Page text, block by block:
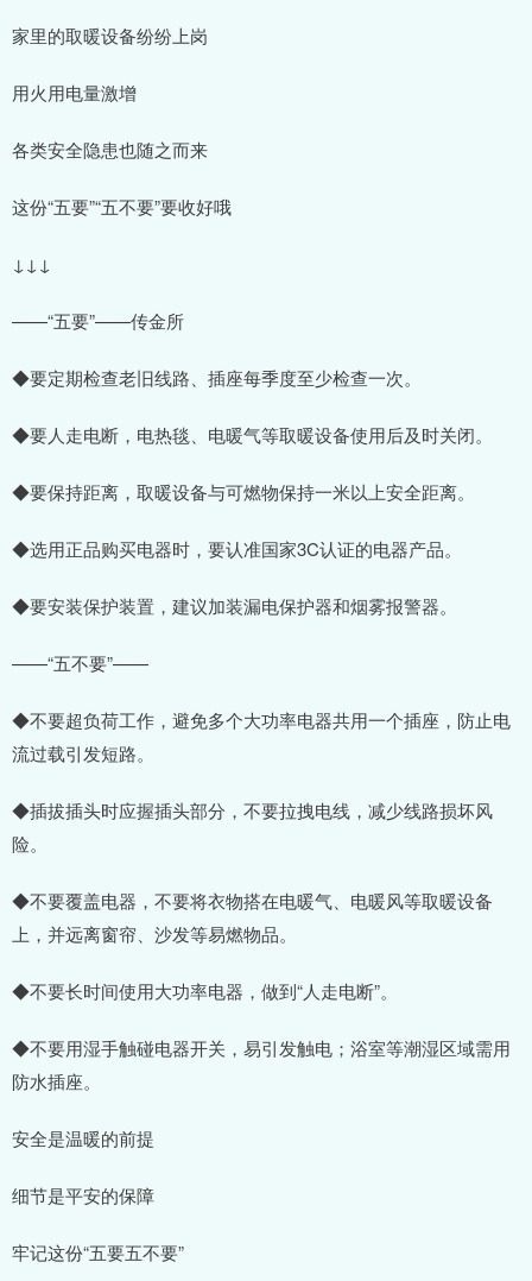
家里的取暖设备纷纷上岗
用火用电量激增
各类安全隐患也随之而来
这份“五要”“五不要”要收好哦
↓↓↓
——“五要”——传金所
◆要定期检查老旧线路、插座每季度至少检查一次。
◆要人走电断，电热毯、电暖气等取暖设备使用后及时关闭。
◆要保持距离，取暖设备与可燃物保持一米以上安全距离。
◆选用正品购买电器时，要认准国家3C认证的电器产品。
◆要安装保护装置，建议加装漏电保护器和烟雾报警器。
——“五不要”——
◆不要超负荷工作，避免多个大功率电器共用一个插座，防止电
流过载引发短路。
◆插拔插头时应握插头部分，不要拉拽电线，减少线路损坏风
险。
◆不要覆盖电器，不要将衣物搭在电暖气、电暖风等取暖设备
上，并远离窗帘、沙发等易燃物品。
◆不要长时间使用大功率电器，做到“人走电断”。
◆不要用湿手触碰电器开关，易引发触电；浴室等潮湿区域需用
防水插座。
安全是温暖的前提
细节是平安的保障
牢记这份“五要五不要”